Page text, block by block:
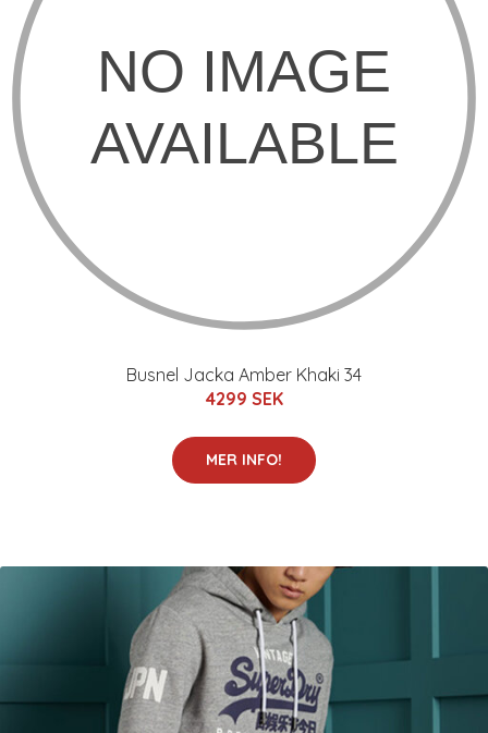
Busnel Jacka Amber Khaki 34
4299 SEK
MER INFO!